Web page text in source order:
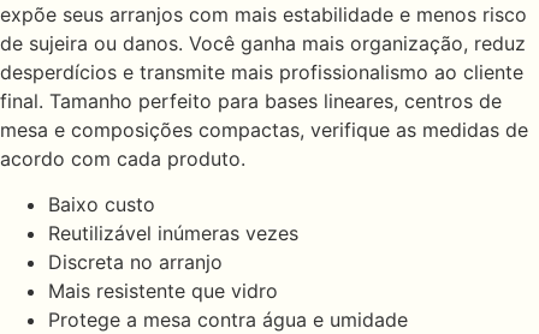
expõe seus arranjos com mais estabilidade e menos risco
de sujeira ou danos. Você ganha mais organização, reduz
desperdícios e transmite mais profissionalismo ao cliente
final. Tamanho perfeito para bases lineares, centros de
mesa e composições compactas, verifique as medidas de
acordo com cada produto.
Baixo custo
Reutilizável inúmeras vezes
Discreta no arranjo
Mais resistente que vidro
Protege a mesa contra água e umidade